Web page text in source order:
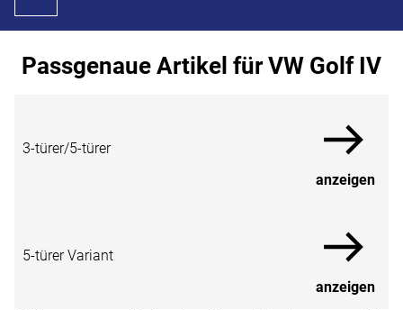
Passgenaue Artikel für VW Golf IV
3-türer/5-türer
anzeigen
5-türer Variant
anzeigen